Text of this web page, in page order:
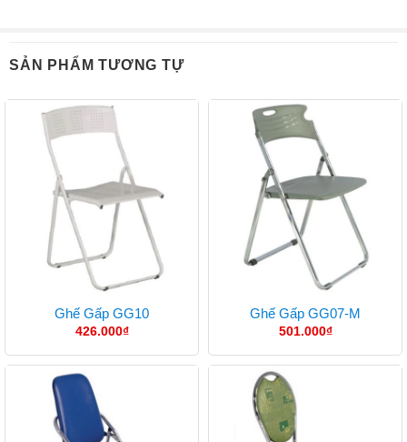
SẢN PHẨM TƯƠNG TỰ
Ghế Gấp GG10
426.000₫
Ghế Gấp GG07-M
501.000₫